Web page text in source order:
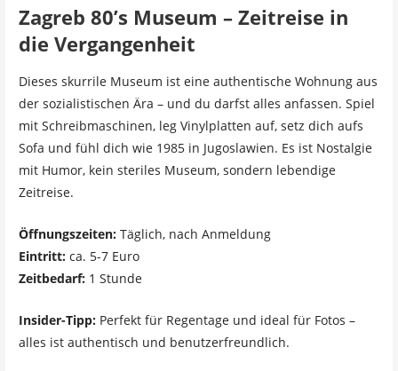
Zagreb 80’s Museum – Zeitreise in
die Vergangenheit
Dieses skurrile Museum ist eine authentische Wohnung aus
der sozialistischen Ära – und du darfst alles anfassen. Spiel
mit Schreibmaschinen, leg Vinylplatten auf, setz dich aufs
Sofa und fühl dich wie 1985 in Jugoslawien. Es ist Nostalgie
mit Humor, kein steriles Museum, sondern lebendige
Zeitreise.
Öffnungszeiten:Täglich, nach Anmeldung
Eintritt:ca. 5-7 Euro
Zeitbedarf:1 Stunde
Insider-Tipp:Perfekt für Regentage und ideal für Fotos –
alles ist authentisch und benutzerfreundlich.